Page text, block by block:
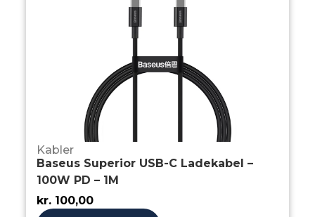
Kabler
Baseus Superior USB-C Ladekabel –
100W PD – 1M
kr. 100,00